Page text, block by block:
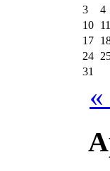
3
4
10
11
17
24
31